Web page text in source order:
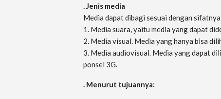
.Jenis media
Media dapat dibagi sesuai dengan
1. Media suara, yaitu media yang dapat
2. Media visual. Media yang hanya bisa
3. Media audiovisual. Media yang dapat
ponsel 3G.
. Menurut tujuannya: